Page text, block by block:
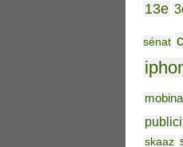
13e
sénat
skaaz